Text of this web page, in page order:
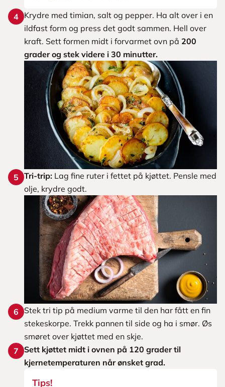
4 Krydre med timian, salt og pepper. Ha alt over i en
ildfast form og press det godt sammen. Hell over
kraft. Sett formen midt i forvarmet ovn på 200
grader og stek videre i 30 minutter.
5 Tri-trip: Lag fine ruter i fettet på kjøttet. Pensle med
olje, krydre godt.
6
Stek tri tip på medium varme til den har fått en fin
stekeskorpe. Trekk pannen til side og ha i smør. Øs
smøret over kjøttet med en skje.
7 Sett kjøttet midt i ovnen på 120 grader til
kjernetemperaturen når ønsket grad.
Tips!